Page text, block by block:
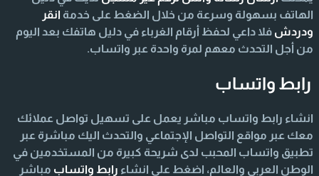
الهاتف بسهولة وسرعة من خلال الضغط على خدمة انقر
ودردش فلا داعي لحفظ أرقام الغرباء في دليل هاتفك بعد اليوم
من أجل التحدث معهم لمرة واحدة عبر واتساب.
رابط واتساب
انشاء رابط واتساب مباشر يعمل على تسهيل تواصل عملائك
معك عبر مواقع التواصل الإجتماعي والتحدث اليك مباشرة عبر
تطبيق واتساب المحبب لدى شريحة كبيرة من المستخدمين في
الوطن العربي والعالم، اضغط على انشاء رابط واتساب مباشر